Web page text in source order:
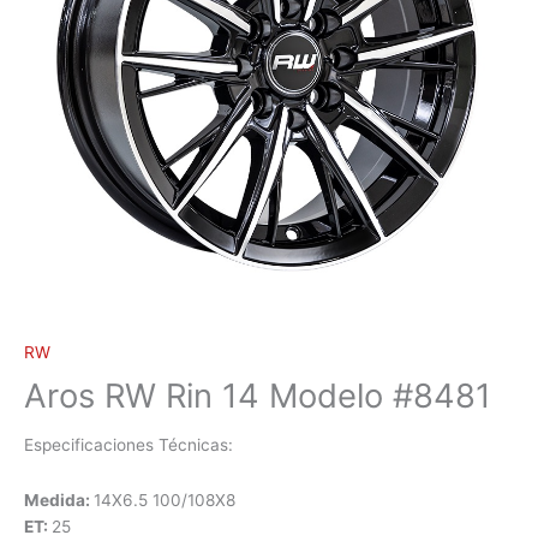
RW
Aros RW Rin 14 Modelo #8481
Especificaciones Técnicas:
Medida: 14X6.5 100/108X8
ET: 25